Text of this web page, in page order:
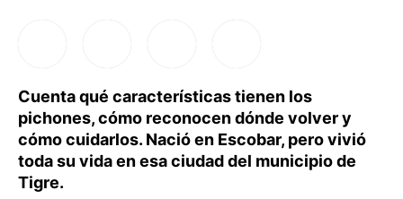
Cuenta qué características tienen los
pichones, cómo reconocen dónde volver y
cómo cuidarlos. Nació en Escobar, pero vivió
toda su vida en esa ciudad del municipio de
Tigre.